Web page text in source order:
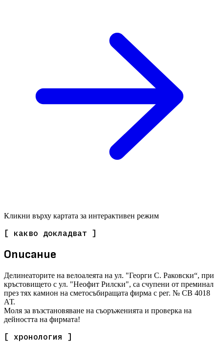
Кликни върху картата за интерактивен режим
[ какво докладват ]
Описание
Делинеаторите на велоалеята на ул. "Георги С. Раковски“, при
кръстовището с ул. "Неофит Рилски", са счупени от преминал
през тях камион на сметосъбиращата фирма с рег. № СВ 4018
АТ.
Моля за възстановяване на съоръженията и проверка на
дейността на фирмата!
[ хронология ]